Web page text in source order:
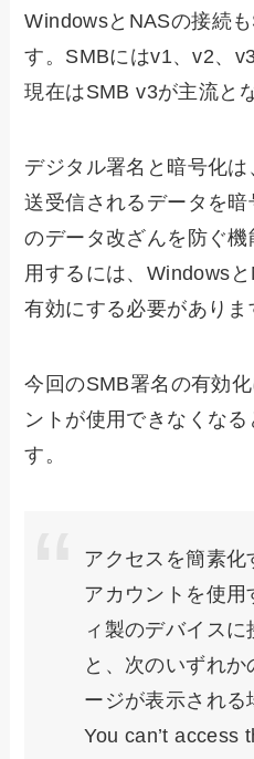
WindowsとNASの接続
す。SMBにはv1、v2、
現在はSMB v3が主流と
デジタル署名と暗号化
送受信されるデータを
のデータ改ざんを防ぐ機
用するには、Windows
有効にする必要がありま
今回のSMB署名の有効
ントが使用できなくな
す。
アクセスを簡素化
アカウントを使用
ィ製のデバイス
と、次のいずれか
ージが表示される
You can’t access